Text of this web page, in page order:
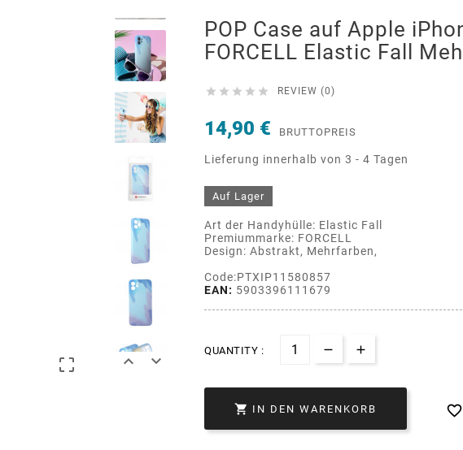
  
POP Case auf Apple
FORCELL Elastic Fall
     REVIEW (0)
14,90 € BRUTTOPREIS
Lieferung innerhalb von 3 - 4 Tagen
Auf Lager
Art der Handyhülle: Elastic Fall
Premiummarke: FORCELL
Design: Abstrakt, Mehrfarben,
Code:PTXIP11580857
EAN: 5903396111679
QUANTITY :
 IN DEN WARENKORB 